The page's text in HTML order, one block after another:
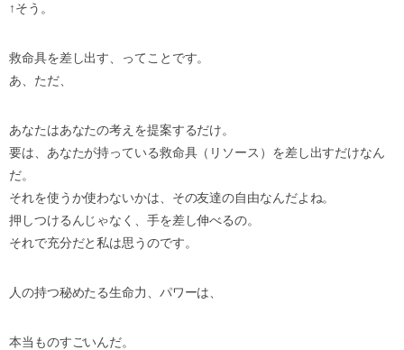
↑そう。
救命具を差し出す、ってことです。
あ、ただ、
あなたはあなたの考えを提案するだけ。
要は、あなたが持っている救命具（リソース）を差し出すだけなん
だ。
それを使うか使わないかは、その友達の自由なんだよね。
押しつけるんじゃなく、手を差し伸べるの。
それで充分だと私は思うのです。
人の持つ秘めたる生命力、パワーは、
本当ものすごいんだ。